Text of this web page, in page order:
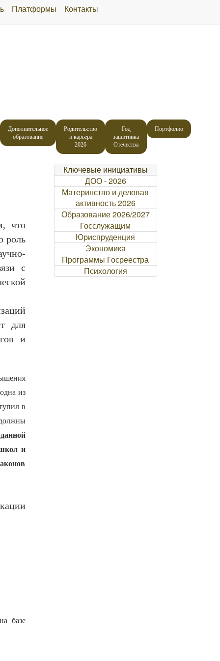
Платформы Контакты
Дополнительное
образование
Родительство
и карьера
2026
Год
защитника
Отечества
Портфолио
что
роль
с
для
и
из
в
и
базе
Ключевые инициативы
ДОО - 2026
Материнство и деловая
активность 2026
Образование 2026/2027
Госслужащим
Юриспруденция
Экономика
Программы Госреестра
Психология